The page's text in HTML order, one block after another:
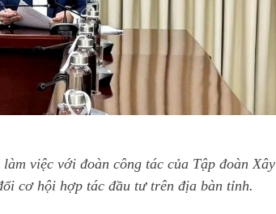
việc với đoàn công tác của Tập đoàn Xây
cơ hội hợp tác đầu tư trên địa bàn tỉnh.